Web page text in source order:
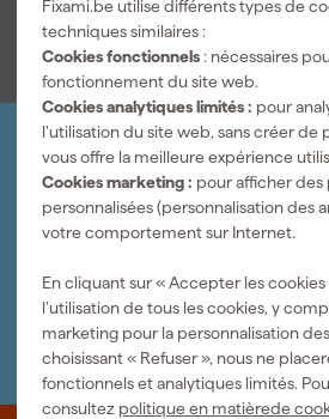
Fixami.be utilise différents types de
techniques similaires :
Cookies fonctionnels : nécessaires
fonctionnement du site web.
Cookies analytiques limités : pour
l’utilisation du site web, sans créer de
vous offre la meilleure expérience
Cookies marketing : pour afficher
personnalisées (personnalisation des
votre comportement sur Internet.
En cliquant sur « Accepter les cookies
l’utilisation de tous les cookies, y
marketing pour la personnalisation
choisissant « Refuser », nous ne
fonctionnels et analytiques limités.
consultez politique en matièrede
travail. Ainsi, vous choisissez une échelle
avec des accessoires astucieux pour
efficacement en hauteur.
Voir toutes les caractéristiques
Organisez-le vous-même
Connectez-vous et gérez vos
factures.
Bulletin
Nous sommes heureux de vous
Nous nous ferons un plaisir de
de nos spécialistes.